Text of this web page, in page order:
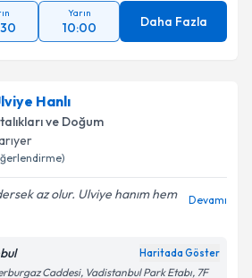
Yarın
10:00 Daha Fazla
Hanlı
ve Doğum
az olur. Ulviye hanım hem
Devamı
Haritada Göster
Caddesi, Vadistanbul Park Etabı, 7F